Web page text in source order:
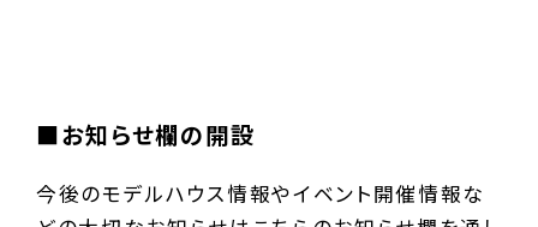
■お知らせ欄の開設
今後のモデルハウス情報やイベント開催情報な